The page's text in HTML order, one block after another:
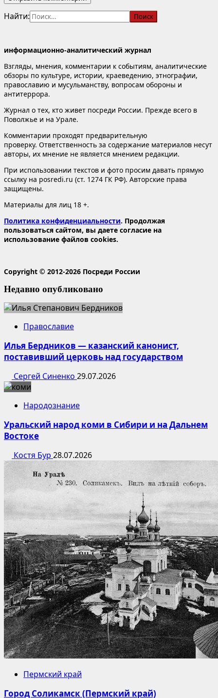
Найти:
информационно-аналитический журнал
Взгляды, мнения, комментарии к событиям, аналитические
обзоры по культуре, истории, краеведению, этнографии,
православию и мусульманству, вопросам обороны и
антитеррора.
Журнал о тех, кто живет посреди России. Прежде всего в
Поволжье и на Урале.
Комментарии проходят предварительную
проверку. Ответственность за содержание материалов несут
авторы, их мнение не является мнением редакции.
При использовании текстов и фото просим давать прямую
ссылку на posredi.ru (ст. 1274 ГК РФ). Авторские права
защищены.
Материалы для лиц 18 +.
Политика конфиденциальности. Продолжая
пользоваться сайтом, вы даете согласие на
использование файлов cookies.
Copyright © 2012-2026 Посреди России
Недавно опубликовано
Православие
Илья Бердников — казанский канонист,
поставивший церковь над государством
Сергей Синенко 29.07.2026
Народознание
Уральский народ коми в Сибири и на Дальнем
Востоке
Костя Бур 28.07.2026
Пермский край
Город Соликамск (Пермский край)